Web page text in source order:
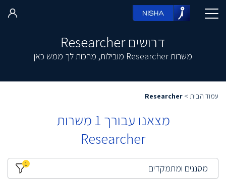
דרושים Researcher
משרות Researcher מובילות, מחכות לך ממש כאן
עמוד הבית >
Researcher
מצאנו עבורך 1 משרות
Researcher
מסננים ומתמקדים 1